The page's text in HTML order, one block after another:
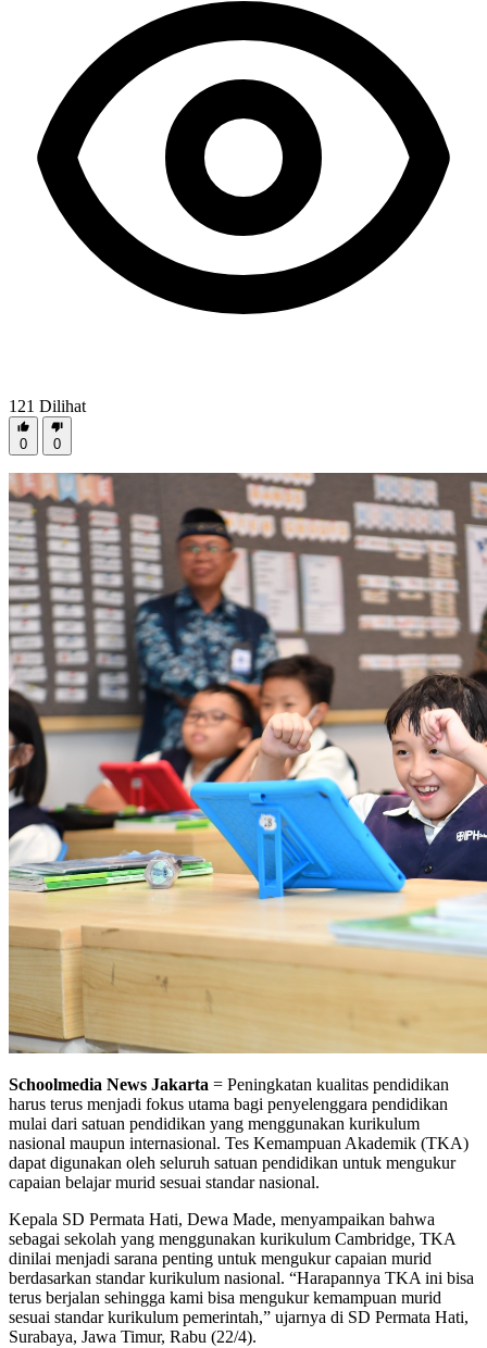
121 Dilihat
0 0
Schoolmedia News Jakarta = Peningkatan kualitas pendidikan
harus terus menjadi fokus utama bagi penyelenggara pendidikan
mulai dari satuan pendidikan yang menggunakan kurikulum
nasional maupun internasional. Tes Kemampuan Akademik (TKA)
dapat digunakan oleh seluruh satuan pendidikan untuk mengukur
capaian belajar murid sesuai standar nasional.
Kepala SD Permata Hati, Dewa Made, menyampaikan bahwa
sebagai sekolah yang menggunakan kurikulum Cambridge, TKA
dinilai menjadi sarana penting untuk mengukur capaian murid
berdasarkan standar kurikulum nasional. “Harapannya TKA ini bisa
terus berjalan sehingga kami bisa mengukur kemampuan murid
sesuai standar kurikulum pemerintah,” ujarnya di SD Permata Hati,
Surabaya, Jawa Timur, Rabu (22/4).